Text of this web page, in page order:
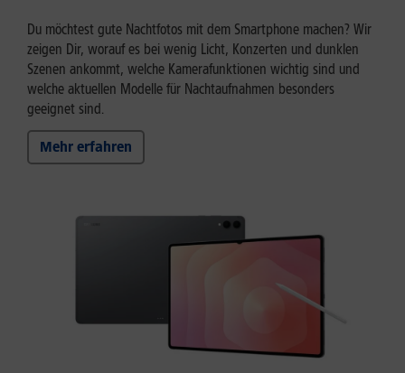
Du möchtest gute Nachtfotos mit dem Smartphone machen? Wir
zeigen Dir, worauf es bei wenig Licht, Konzerten und dunklen
Szenen ankommt, welche Kamerafunktionen wichtig sind und
welche aktuellen Modelle für Nachtaufnahmen besonders
geeignet sind.
Mehr erfahren